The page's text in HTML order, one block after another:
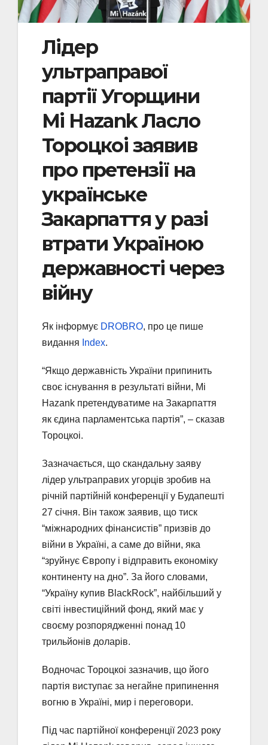
Лідер
ультраправої
партії Угорщини
Mi Hazank Ласло
Тороцкоі заявив
про претензії на
українське
Закарпаття у разі
втрати Україною
державності через
війну
Як інформує DROBRO, про це пише
видання Index.
“Якщо державність України припинить
своє існування в результаті війни, Mi
Hazank претендуватиме на Закарпаття
як єдина парламентська партія”, – сказав
Тороцкоі.
Зазначається, що скандальну заяву
лідер ультраправих угорців зробив на
річній партійній конференції у Будапешті
27 січня. Він також заявив, що тиск
“міжнародних фінансистів” призвів до
війни в Україні, а саме до війни, яка
“зруйнує Європу і відправить економіку
континенту на дно”. За його словами,
“Україну купив BlackRock”, найбільший у
світі інвестиційний фонд, який має у
своєму розпорядженні понад 10
трильйонів доларів.
Водночас Тороцкоі зазначив, що його
партія виступає за негайне припинення
вогню в Україні, мир і переговори.
Під час партійної конференції 2023 року